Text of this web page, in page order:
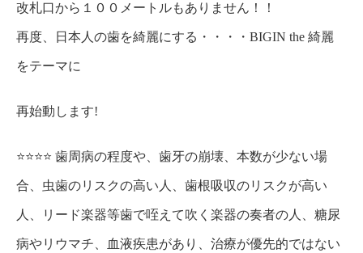
改札口から１００メートルもありません！！
再度、日本人の歯を綺麗にする・・・・BIGIN the 綺麗
をテーマに
再始動します!
⭐️⭐️⭐️⭐️ 歯周病の程度や、歯牙の崩壊、本数が少ない場
合、虫歯のリスクの高い人、歯根吸収のリスクが高い
人、リード楽器等歯で咥えて吹く楽器の奏者の人、糖尿
病やリウマチ、血液疾患があり、治療が優先的ではない